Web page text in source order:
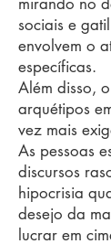
sociais e
envolvem o
específicas.
Além disso,
arquétipos
vez mais
As pessoas
discursos
hipocrisia
desejo da
lucrar em